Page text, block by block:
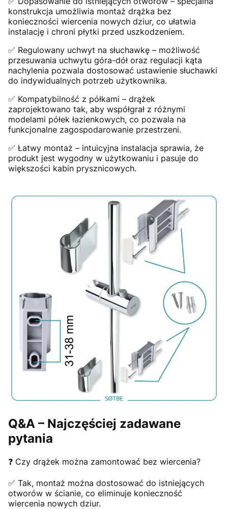
konstrukcja umożliwia montaż drążka bez
konieczności wiercenia nowych dziur, co ułatwia
instalację i chroni płytki przed uszkodzeniem.
✅ Regulowany uchwyt na słuchawkę – możliwość
przesuwania uchwytu góra-dół oraz regulacji kąta
nachylenia pozwala dostosować ustawienie słuchawki
do indywidualnych potrzeb użytkownika.
✅ Kompatybilność z półkami – drążek
zaprojektowano tak, aby współgrał z różnymi
modelami półek łazienkowych, co pozwala na
funkcjonalne zagospodarowanie przestrzeni.
✅ Łatwy montaż – intuicyjna instalacja sprawia, że
produkt jest wygodny w użytkowaniu i pasuje do
większości kabin prysznicowych.
Q&A – Najczęściej zadawane
pytania
❓ Czy drążek można zamontować bez wiercenia?
✅ Tak, montaż można dostosować do istniejących
otworów w ścianie, co eliminuje konieczność
wiercenia nowych dziur.